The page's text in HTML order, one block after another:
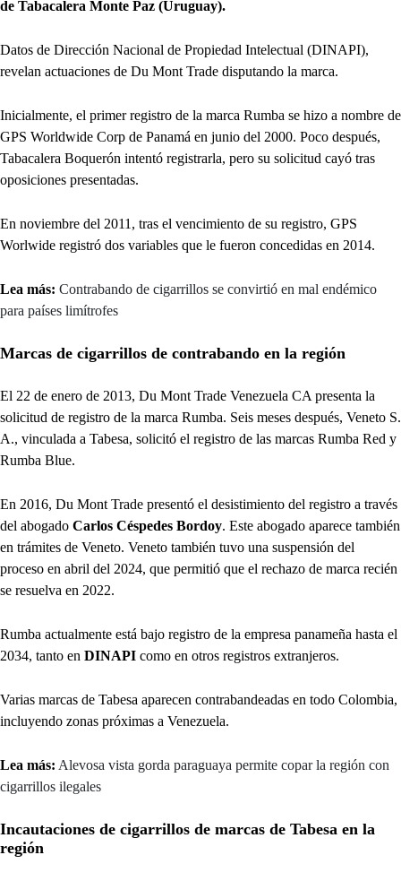
de Tabacalera Monte Paz (Uruguay).
Datos de Dirección Nacional de Propiedad Intelectual (DINAPI),
revelan actuaciones de Du Mont Trade disputando la marca.
Inicialmente, el primer registro de la marca Rumba se hizo a nombre de
GPS Worldwide Corp de Panamá en junio del 2000. Poco después,
Tabacalera Boquerón intentó registrarla, pero su solicitud cayó tras
oposiciones presentadas.
En noviembre del 2011, tras el vencimiento de su registro, GPS
Worlwide registró dos variables que le fueron concedidas en 2014.
Lea más: Contrabando de cigarrillos se convirtió en mal endémico
para países limítrofes
Marcas de cigarrillos de contrabando en la región
El 22 de enero de 2013, Du Mont Trade Venezuela CA presenta la
solicitud de registro de la marca Rumba. Seis meses después, Veneto S.
A., vinculada a Tabesa, solicitó el registro de las marcas Rumba Red y
Rumba Blue.
En 2016, Du Mont Trade presentó el desistimiento del registro a través
del abogado Carlos Céspedes Bordoy. Este abogado aparece también
en trámites de Veneto. Veneto también tuvo una suspensión del
proceso en abril del 2024, que permitió que el rechazo de marca recién
se resuelva en 2022.
Rumba actualmente está bajo registro de la empresa panameña hasta el
2034, tanto en DINAPI como en otros registros extranjeros.
Varias marcas de Tabesa aparecen contrabandeadas en todo Colombia,
incluyendo zonas próximas a Venezuela.
Lea más: Alevosa vista gorda paraguaya permite copar la región con
cigarrillos ilegales
Incautaciones de cigarrillos de marcas de Tabesa en la
región